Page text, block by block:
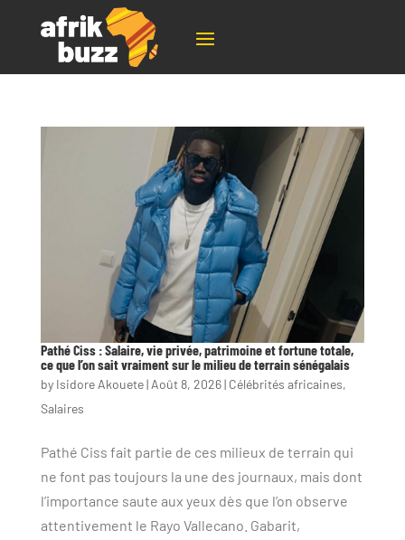
Pathé Ciss : Salaire, vie privée, patrimoine et fortune totale,
ce que l’on sait vraiment sur le milieu de terrain sénégalais
by Isidore Akouete| Août 8, 2026| Célébrités africaines,
Salaires
Pathé Ciss fait partie de ces milieux de terrain qui
ne font pas toujours la une des journaux, mais dont
l’importance saute aux yeux dès que l’on observe
attentivement le Rayo Vallecano. Gabarit,